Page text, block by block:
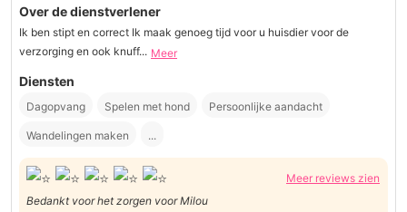
Over de dienstverlener
Ik ben stipt en correct Ik maak genoeg tijd voor u huisdier voor de
verzorging en ook knuff... Meer
Diensten
Dagopvang Spelen met hond Persoonlijke aandacht
Wandelingen maken ...
Meer reviews zien
Bedankt voor het zorgen voor Milou